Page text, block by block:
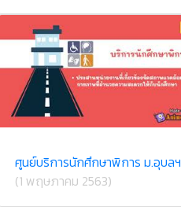
ศูนย์บริการนักศึกษาพิการ ม.อุบลฯ
(1 พฤษภาคม 2563)